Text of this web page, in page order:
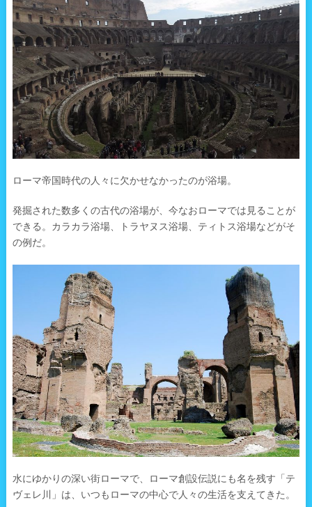
ローマ帝国時代の人々に欠かせなかったのが浴場。
発掘された数多くの古代の浴場が、今なおローマでは見ることが
できる。カラカラ浴場、トラヤヌス浴場、ティトス浴場などがそ
の例だ。
水にゆかりの深い街ローマで、ローマ創設伝説にも名を残す「テ
ヴェレ川」は、いつもローマの中心で人々の生活を支えてきた。